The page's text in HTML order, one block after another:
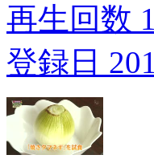
再生回数
登録日